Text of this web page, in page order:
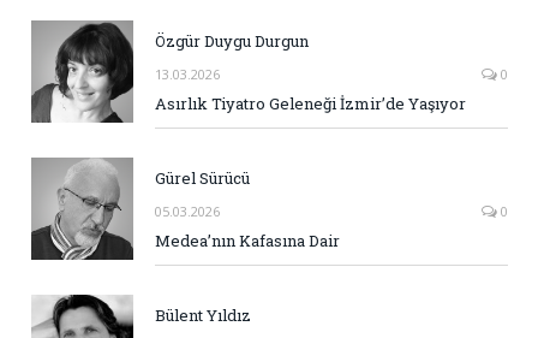
Özgür Duygu Durgun
13.03.2026 0
Asırlık Tiyatro Geleneği İzmir’de Yaşıyor
Gürel Sürücü
05.03.2026 0
Medea’nın Kafasına Dair
Bülent Yıldız